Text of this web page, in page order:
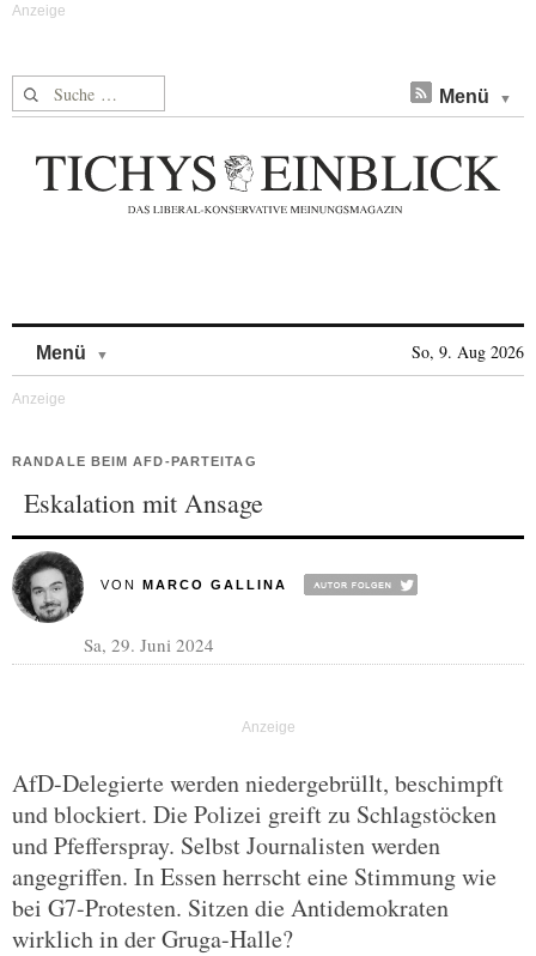
Suche nach: Menü
Menü So, 9. Aug 2026
RANDALE BEIM AFD-PARTEITAG
Eskalation mit Ansage
VON MARCO GALLINA
Sa, 29. Juni 2024
AfD-Delegierte werden niedergebrüllt, beschimpft
und blockiert. Die Polizei greift zu Schlagstöcken
und Pfefferspray. Selbst Journalisten werden
angegriffen. In Essen herrscht eine Stimmung wie
bei G7-Protesten. Sitzen die Antidemokraten
wirklich in der Gruga-Halle?